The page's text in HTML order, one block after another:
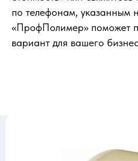
по телефонам, указанным
«ПрофПолимер» поможет
вариант для вашего